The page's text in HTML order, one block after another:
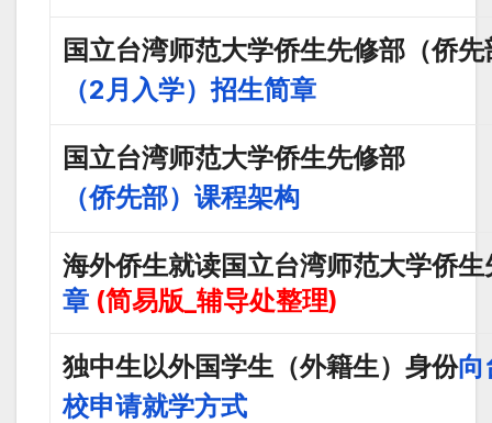
国立台湾师范大学侨生先修部（侨
（2月入学）招生简章
国立台湾师范大学侨生先修部
（侨先部）课程架构
海外侨生就读国立台湾师范大学侨
章 (简易版_辅导处整理)
独中生以外国学生（外籍生）身份向
校申请就学方式